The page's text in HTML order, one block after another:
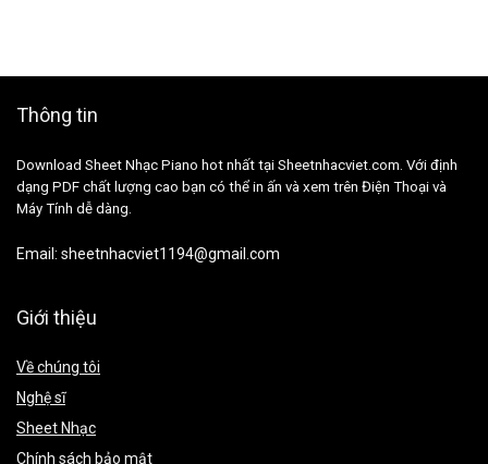
Thông tin
Download Sheet Nhạc Piano hot nhất tại Sheetnhacviet.com. Với định
dạng PDF chất lượng cao bạn có thể in ấn và xem trên Điện Thoại và
Máy Tính dễ dàng.
Email: sheetnhacviet1194@gmail.com
Giới thiệu
Về chúng tôi
Nghệ sĩ
Sheet Nhạc
Chính sách bảo mật